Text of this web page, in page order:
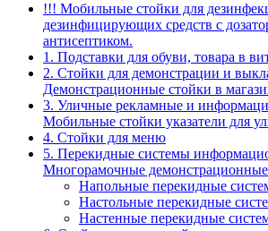
!!! Мобильные стойки для
дезинфицирующих средств с
антисептиком.
1. Подставки для обуви, товара в
2. Стойки для демонстрации и
Демонстрационные стойки в
3. Уличные рекламные и
Мобильные стойки указатели для
4. Стойки для меню
5. Перекидные системы
Многорамочные
Напольные перекидные
Настольные перекидные
Настенные перекидные